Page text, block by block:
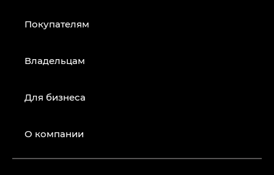
Покупателям
Владельцам
Для бизнеса
О компании